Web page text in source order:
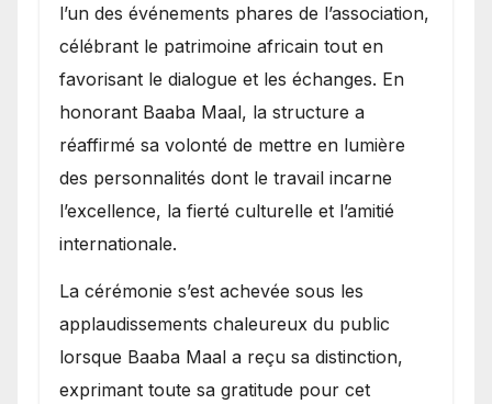
l’un des événements phares de l’association,
célébrant le patrimoine africain tout en
favorisant le dialogue et les échanges. En
honorant Baaba Maal, la structure a
réaffirmé sa volonté de mettre en lumière
des personnalités dont le travail incarne
l’excellence, la fierté culturelle et l’amitié
internationale.
​La cérémonie s’est achevée sous les
applaudissements chaleureux du public
lorsque Baaba Maal a reçu sa distinction,
exprimant toute sa gratitude pour cet